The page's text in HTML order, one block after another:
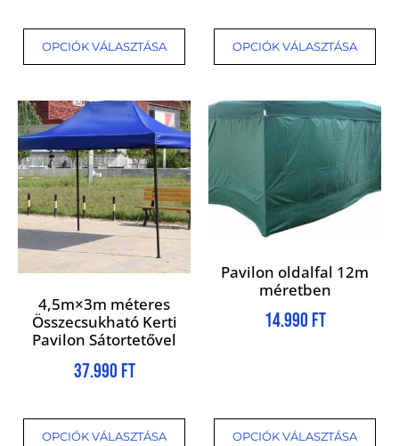
OPCIÓK VÁLASZTÁSA OPCIÓK VÁLASZTÁSA
4,5m×3m méteres
Összecsukható Kerti
Pavilon Sátortetővel
37.990 Ft
OPCIÓK VÁLASZTÁSA
Pavilon oldalfal 12m
méretben
14.990 Ft
OPCIÓK VÁLASZTÁSA